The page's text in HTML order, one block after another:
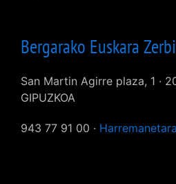
Bergarako Euskara
San Martin Agirre plaza, 1 ·
GIPUZKOA
943 77 91 00 ·